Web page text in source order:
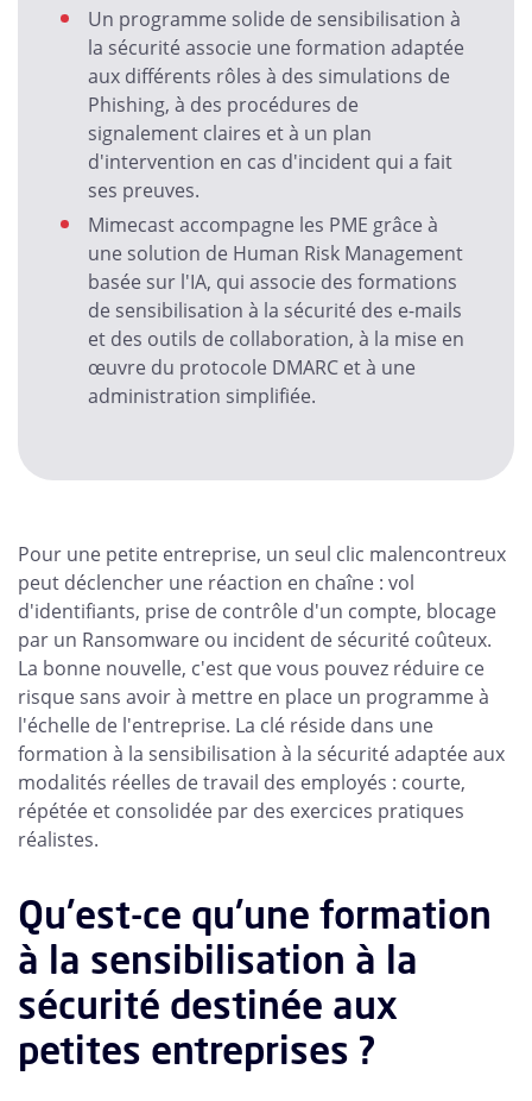
Un programme solide de sensibilisation à
la sécurité associe une formation adaptée
aux différents rôles à des simulations de
Phishing, à des procédures de
signalement claires et à un plan
d'intervention en cas d'incident qui a fait
ses preuves.
Mimecast accompagne les PME grâce à
une solution de Human Risk Management
basée sur l'IA, qui associe des formations
de sensibilisation à la sécurité des e-mails
et des outils de collaboration, à la mise en
œuvre du protocole DMARC et à une
administration simplifiée.
Pour une petite entreprise, un seul clic malencontreux
peut déclencher une réaction en chaîne : vol
d'identifiants, prise de contrôle d'un compte, blocage
par un Ransomware ou incident de sécurité coûteux.
La bonne nouvelle, c'est que vous pouvez réduire ce
risque sans avoir à mettre en place un programme à
l'échelle de l'entreprise. La clé réside dans une
formation à la sensibilisation à la sécurité adaptée aux
modalités réelles de travail des employés : courte,
répétée et consolidée par des exercices pratiques
réalistes.
Qu'est-ce qu'une formation
à la sensibilisation à la
sécurité destinée aux
petites entreprises ?